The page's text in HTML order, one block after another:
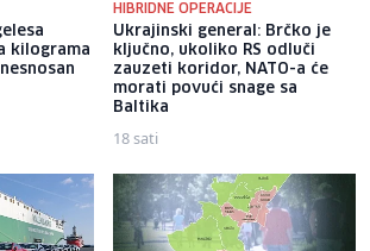
kilograma
HIBRIDNE OPERACIJE
Ukrajinski general: Brčko je
ključno, ukoliko RS odluči
zauzeti koridor, NATO-a će
morati povući snage sa
Baltika
18 sati